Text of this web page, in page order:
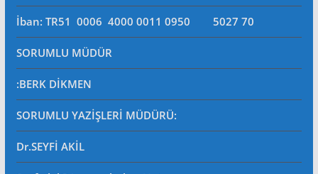
İban: TR51 0006 4000 0011 0950 5027 70
SORUMLU MÜDÜR
:BERK DİKMEN
SORUMLU YAZİŞLERİ MÜDÜRÜ:
Dr.SEYFİ AKİL